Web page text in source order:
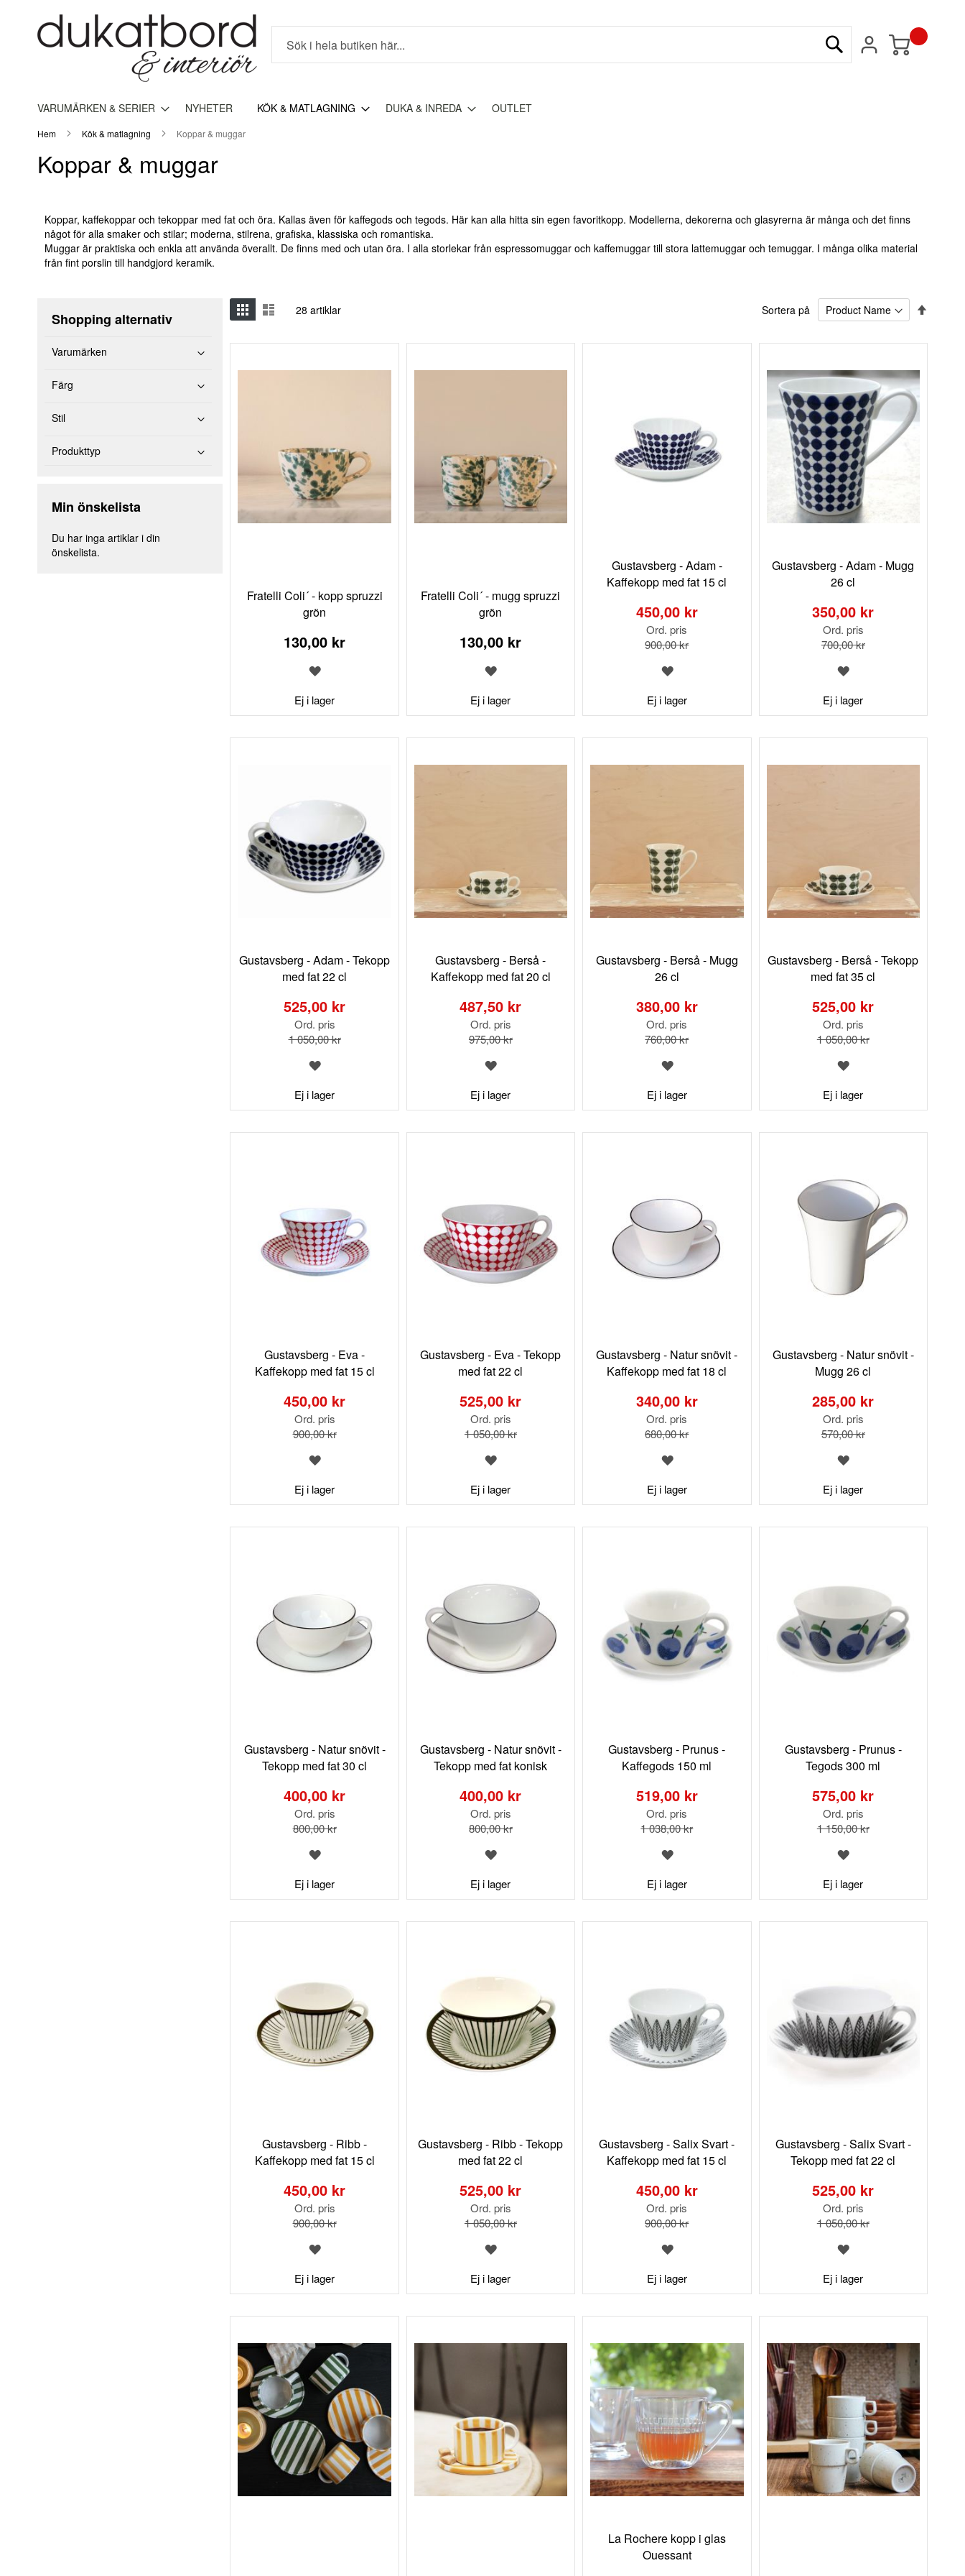
Min kundvagn
Sök
VARUMÄRKEN & SERIER NYHETER KÖK & MATLAGNING DUKA & INREDA OUTLET
Hem Kök & matlagning Koppar & muggar
Koppar & muggar
Koppar, kaffekoppar och tekoppar med fat och öra. Kallas även för kaffegods och tegods. Här kan alla hitta sin egen favoritkopp. Modellerna, dekorerna och glasyrerna är många och det finns
något för alla smaker och stilar; moderna, stilrena, grafiska, klassiska och romantiska.
Muggar är praktiska och enkla att använda överallt. De finns med och utan öra. I alla storlekar från espressomuggar och kaffemuggar till stora lattemuggar och temuggar. I många olika material
från fint porslin till handgjord keramik.
Visa
som
Grid Listvy28 artiklar Sortera på
Fratelli Coli´ - kopp spruzzi
grön
130,00 kr
Ej i lager
LÄGG
I
ÖNSKELISTA
Fratelli Coli´ - mugg spruzzi
grön
130,00 kr
Ej i lager
LÄGG
I
ÖNSKELISTA
Gustavsberg - Adam -
Kaffekopp med fat 15 cl
450,00 kr
Ord. pris
900,00 kr
Ej i lager
LÄGG
I
ÖNSKELISTA
Gustavsberg - Adam - Mugg
26 cl
350,00 kr
Ord. pris
700,00 kr
Ej i lager
LÄGG
I
ÖNSKELISTA
Gustavsberg - Adam - Tekopp
med fat 22 cl
525,00 kr
Ord. pris
1 050,00 kr
Ej i lager
LÄGG
I
ÖNSKELISTA
Gustavsberg - Berså -
Kaffekopp med fat 20 cl
487,50 kr
Ord. pris
975,00 kr
Ej i lager
LÄGG
I
ÖNSKELISTA
Gustavsberg - Berså - Mugg
26 cl
380,00 kr
Ord. pris
760,00 kr
Ej i lager
LÄGG
I
ÖNSKELISTA
Gustavsberg - Berså - Tekopp
med fat 35 cl
525,00 kr
Ord. pris
1 050,00 kr
Ej i lager
LÄGG
I
ÖNSKELISTA
Gustavsberg - Eva -
Kaffekopp med fat 15 cl
450,00 kr
Ord. pris
900,00 kr
Ej i lager
LÄGG
I
ÖNSKELISTA
Gustavsberg - Eva - Tekopp
med fat 22 cl
525,00 kr
Ord. pris
1 050,00 kr
Ej i lager
LÄGG
I
ÖNSKELISTA
Gustavsberg - Natur snövit -
Kaffekopp med fat 18 cl
340,00 kr
Ord. pris
680,00 kr
Ej i lager
LÄGG
I
ÖNSKELISTA
Gustavsberg - Natur snövit -
Mugg 26 cl
285,00 kr
Ord. pris
570,00 kr
Ej i lager
LÄGG
I
ÖNSKELISTA
Gustavsberg - Natur snövit -
Tekopp med fat 30 cl
400,00 kr
Ord. pris
800,00 kr
Ej i lager
LÄGG
I
ÖNSKELISTA
Gustavsberg - Natur snövit -
Tekopp med fat konisk
400,00 kr
Ord. pris
800,00 kr
Ej i lager
LÄGG
I
ÖNSKELISTA
Gustavsberg - Prunus -
Kaffegods 150 ml
519,00 kr
Ord. pris
1 038,00 kr
Ej i lager
LÄGG
I
ÖNSKELISTA
Gustavsberg - Prunus -
Tegods 300 ml
575,00 kr
Ord. pris
1 150,00 kr
Ej i lager
LÄGG
I
ÖNSKELISTA
Gustavsberg - Ribb -
Kaffekopp med fat 15 cl
450,00 kr
Ord. pris
900,00 kr
Ej i lager
LÄGG
I
ÖNSKELISTA
Gustavsberg - Ribb - Tekopp
med fat 22 cl
525,00 kr
Ord. pris
1 050,00 kr
Ej i lager
LÄGG
I
ÖNSKELISTA
Gustavsberg - Salix Svart -
Kaffekopp med fat 15 cl
450,00 kr
Ord. pris
900,00 kr
Ej i lager
LÄGG
I
ÖNSKELISTA
Gustavsberg - Salix Svart -
Tekopp med fat 22 cl
525,00 kr
Ord. pris
1 050,00 kr
Ej i lager
LÄGG
I
ÖNSKELISTA
La Rochere kopp i glas
Ouessant
Shopping alternativ
Varumärken
Färg
Stil
Produkttyp
Min önskelista
Du har inga artiklar i din
önskelista.